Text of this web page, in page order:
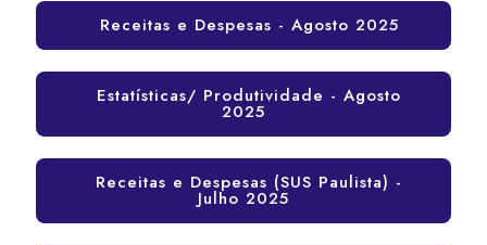
Receitas e Despesas - Agosto 2025
Estatísticas/ Produtividade - Agosto
2025
Receitas e Despesas (SUS Paulista) -
Julho 2025